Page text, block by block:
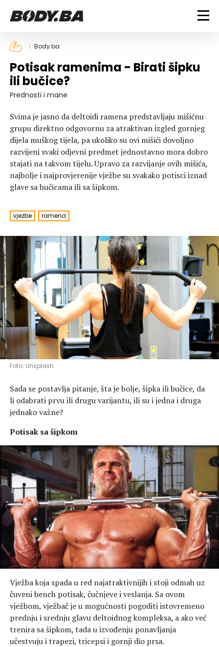
FITNESS
Vježbanje
Mršanje
Discipline
BODYBUILDING
Trening i vježbe
Savjeti
Ostalo
ISHRANA
Dijete
Nutricionizam
Recepti
Suplementi
Tablica kalorija
ZDRAVLJE
Um i tijelo
Povrede i bolesti
Lifestyle
Trudnice
LIFESTYLE
Bodybuilding
Fitness
Zdravlje
VODA
MAGAZIN
Njega njega
Šminka
Tehnologija
KALORIJE
Body.ba
Potisak ramenima - Birati šipku
ili bučice?
Prednosti i mane
Svima je jasno da deltoidi ramena predstavljaju mišićnu
grupu direktno odgovornu za atraktivan izgled gornjeg
dijela muškog tijela, pa ukoliko su ovi mišići dovoljno
razvijeni svaki odjevni predmet jednostavno mora dobro
stajati na takvom tijelu. Upravo za razvijanje ovih mišića,
najbolje i najprovjerenije vježbe su svakako potisci iznad
glave sa bučicama ili sa šipkom.
vjezbe ramena
Foto: Unsplash
Sada se postavlja pitanje, šta je bolje, šipka ili bučice, da
li odabrati prvu ili drugu varijantu, ili su i jedna i druga
jednako važne?
Potisak sa šipkom
Vježba koja spada u red najatraktivnijih i stoji odmah uz
čuveni bench potisak, čučnjeve i veslanja. Sa ovom
vježbom, vježbač je u mogućnosti pogoditi istovremeno
prednju i srednju glavu deltoidnog kompleksa, a ako već
trenira sa šipkom, tada u izvođenju ponavljanja
učestvuju i trapezi, tricepsi i gornji dio prsa.